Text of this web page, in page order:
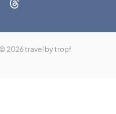
2026 travel by tropf